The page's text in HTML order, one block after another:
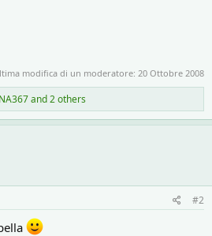
modifica di un moderatore: 20 Ottobre 2008
and 2 others
#2